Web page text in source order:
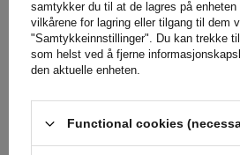
samtykker du til at de lagres på enheten
vilkårene for lagring eller tilgang til dem
"Samtykkeinnstillinger". Du kan trekke
som helst ved å fjerne
den aktuelle enheten.
Functional cookies